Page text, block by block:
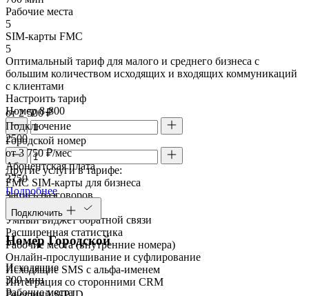
Рабочие места
5
SIM-карты FMC
5
Оптимальный тариф для малого и среднего бизнеса с
большим количеством исходящих и входящих коммуникаций
с клиентами
Настроить тариф
Номер 8-800
Городской номер
Другие услуги в тарифе:
FMC SIM-карты для бизнеса
Запись разговоров
Речевая аналитика
Умный виджет обратной связи
Расширенная статистика
Рабочие места (внутренние номера)
Онлайн-прослушивание и суфлирование
Исходящие SMS с альфа-именем
Интеграция со сторонними CRM
от 2 500 ₽
Подключение
2500
от 3 750 ₽/мес
Абонентская плата
3750
Подробнее
Подключить
Номер Городской
Исходящие
300 мин
Рабочие места